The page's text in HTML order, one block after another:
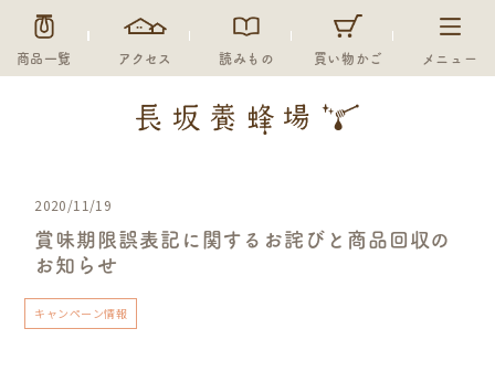
商品一覧 アクセス 読みもの 買い物かご メニュー
2020/11/19
賞味期限誤表記に関するお詫びと商品回収の
お知らせ
キャンペーン情報